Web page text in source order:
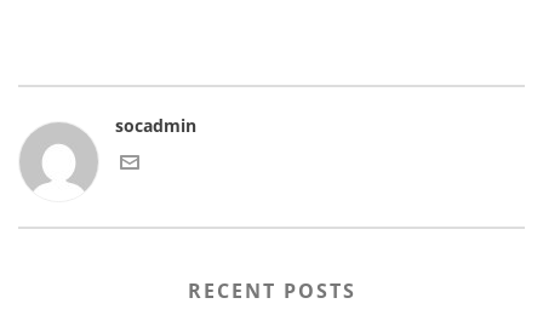
socadmin
RECENT POSTS